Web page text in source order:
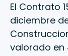
El Contrato
diciembre
valorado en